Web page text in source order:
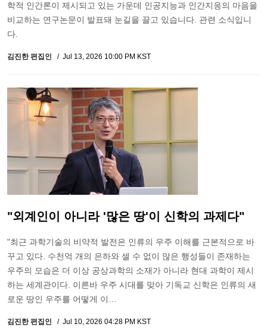
학적 인간론이 제시되고 있는 가운데 인공지능과 인간지응의 마음을
비교하는 연구논문이 발표돼 눈길을 끌고 있습니다. 관련 소식입니
다.
김진한 편집인 Jul 13, 2026 10:00 PM KST
"외계인이 아니라 '많은 땅'이 신학의 과제다"
"최근 과학기술의 비약적 발전은 인류의 우주 이해를 근본적으로 바
꾸고 있다. 수천억 개의 은하와 셀 수 없이 많은 행성들이 존재하는
우주의 모습은 더 이상 공상과학의 소재가 아니라 현대 과학이 제시
하는 세계관이다. 이른바 우주 시대를 맞아 기독교 신학은 인류의 새
로운 땅인 우주를 어떻게 이…
김진한 편집인 Jul 10, 2026 04:28 PM KST